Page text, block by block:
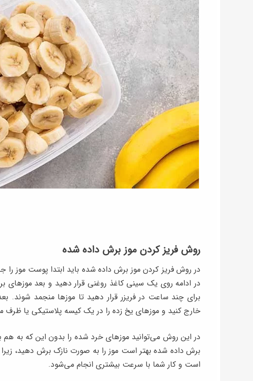
روش فریز کردن موز برش داده شده
در روش فریز کردن موز برش داده شده باید ابتدا پوست موز را
در ادامه روی یک سینی کاغذ روغنی قرار دهید و بعد موزهای
برای چند ساعت در فریزر قرار دهید تا موزها منجمد شوند.
خارج کنید و موزهای یخ زده را در یک کیسه پلاستیکی یا ظرف
در این روش می‌توانید موزهای خرد شده را بدون این که به هم
برش داده شده بهتر است موز را به صورت نازک برش دهید،
است و کار شما با سرعت بیشتری انجام می‌شود.